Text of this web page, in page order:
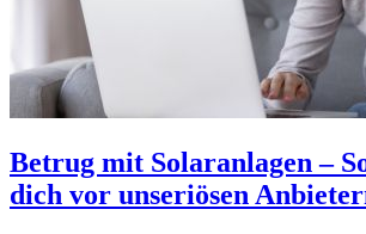
Betrug mit Solaranlagen –
dich vor unseriösen